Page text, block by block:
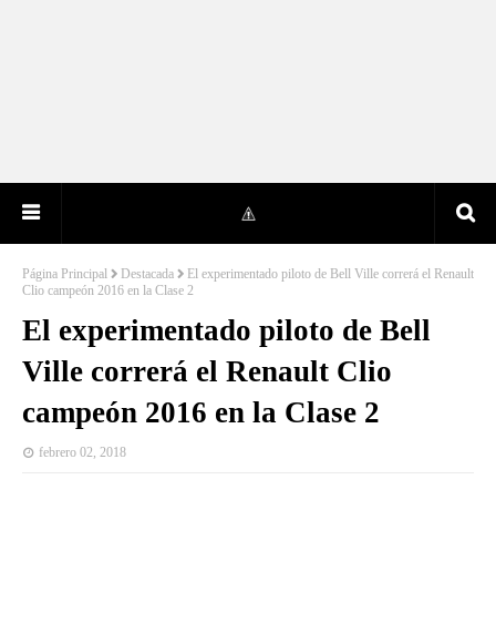
Página Principal Destacada
El experimentado piloto de Bell Ville correrá el Renault
Clio campeón 2016 en la Clase 2
El experimentado piloto de Bell
Ville correrá el Renault Clio
campeón 2016 en la Clase 2
febrero 02, 2018